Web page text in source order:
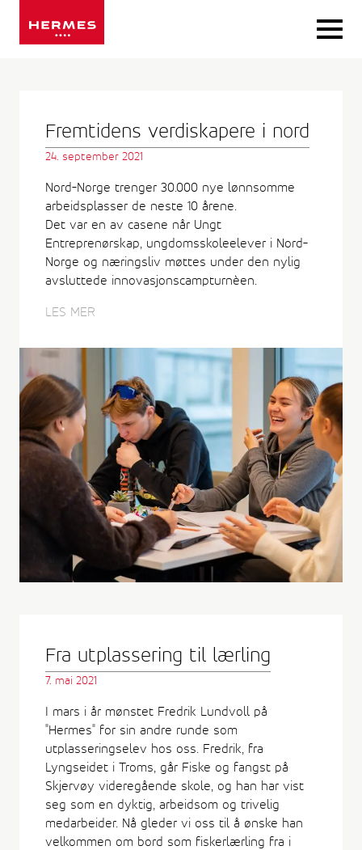
Fremtidens verdiskapere i nord
24. september 2021
Nord-Norge trenger 30.000 nye lønnsomme
arbeidsplasser de neste 10 årene.
Det var en av casene når Ungt
Entreprenørskap, ungdomsskoleelever i Nord-
Norge og næringsliv møttes under den nylig
avsluttede innovasjonscampturnèen.
LES MER
Fra utplassering til lærling
7. mai 2021
I mars i år mønstet Fredrik Lundvoll på
"Hermes" for sin andre runde som
utplasseringselev hos oss. Fredrik, fra
Lyngseidet i Troms, går Fiske og fangst på
Skjervøy videregående skole, og han har vist
seg som en dyktig, arbeidsom og trivelig
medarbeider. Nå gleder vi oss til å ønske han
velkommen om bord som fiskerlærling fra i